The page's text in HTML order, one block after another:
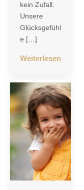
kein Zufall.
Unsere
Glücksgefühl
e […]
Weiterlesen